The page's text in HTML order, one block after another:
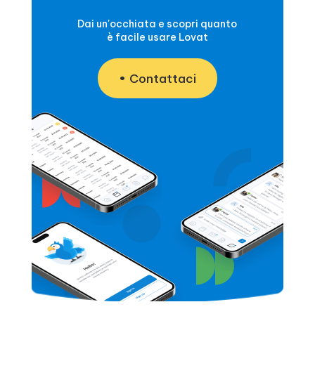
Dai un'occhiata e scopri quanto
è facile usare Lovat
Contattaci